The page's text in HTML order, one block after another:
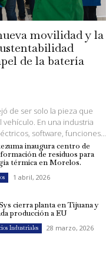
movilidad y la
de la batería
de ser solo la pieza que
En una industria
software, funciones...
inaugura centro de
de residuos para
térmica en Morelos.
1 abril, 2026
cierra planta en Tijuana y
producción a EU
Industriales 28 marzo, 2026